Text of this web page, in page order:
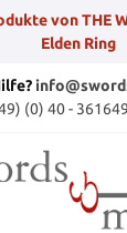
von THE
Elden Ring
(0) 40 -